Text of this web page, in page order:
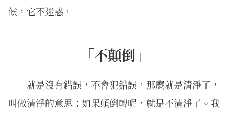
候，它不迷惑，
「不顛倒」
就是沒有錯誤，不會犯錯誤，那麼就是清淨了，
叫做清淨的意思；如果顛倒轉呢，就是不清淨了。我